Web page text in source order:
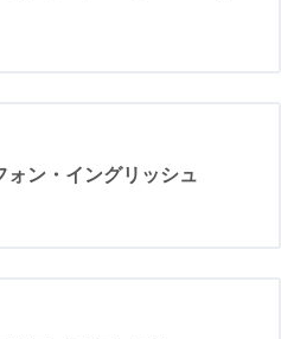
ォン・イングリッシュ